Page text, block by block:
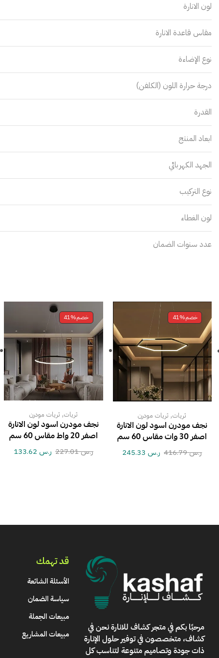
لون الانارة
مقاس قاعدة الانارة
نوع الإضاءة
درجة حرارة اللون (الكلفن)
القدرة
ابعاد المنتج
الجهد الكهربائي
نوع التركيب
لون الغطاء
عدد سنوات الضمان
خصم41%
ثريات, ثريات مودرن
نجف مودرن اسود لون الانارة
اصفر 30 وات مقاس 60 سم
ر.س416.79 ر.س
خصم41%
ثريات, ثريات مودرن
نجف مودرن اسود لون الانارة
اصفر 20 واط مقاس 60 سم
ر.س227.01 ر.س
مرحبًا بكم فيمتجر كشاف للانارةنحن في
كشاف، متخصصون في توفير حلول الإنارة
ذات جودة وتصاميم متنوعة لتناسب كل
قد تهمك
الأسئلة الشائعة
سياسة الضمان
مبيعات الجملة
مبيعات المشاريع